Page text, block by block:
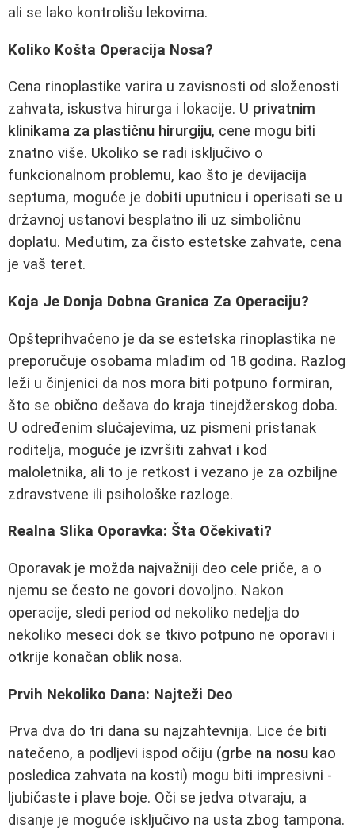
ali se lako kontrolišu lekovima.
Koliko Košta Operacija Nosa?
Cena rinoplastike varira u zavisnosti od složenosti
zahvata, iskustva hirurga i lokacije. U privatnim
klinikama za plastičnu hirurgiju, cene mogu biti
znatno više. Ukoliko se radi isključivo o
funkcionalnom problemu, kao što je devijacija
septuma, moguće je dobiti uputnicu i operisati se u
državnoj ustanovi besplatno ili uz simboličnu
doplatu. Međutim, za čisto estetske zahvate, cena
je vaš teret.
Koja Je Donja Dobna Granica Za Operaciju?
Opšteprihvaćeno je da se estetska rinoplastika ne
preporučuje osobama mlađim od 18 godina. Razlog
leži u činjenici da nos mora biti potpuno formiran,
što se obično dešava do kraja tinejdžerskog doba.
U određenim slučajevima, uz pismeni pristanak
roditelja, moguće je izvršiti zahvat i kod
maloletnika, ali to je retkost i vezano je za ozbiljne
zdravstvene ili psihološke razloge.
Realna Slika Oporavka: Šta Očekivati?
Oporavak je možda najvažniji deo cele priče, a o
njemu se često ne govori dovoljno. Nakon
operacije, sledi period od nekoliko nedeļja do
nekoliko meseci dok se tkivo potpuno ne oporavi i
otkrije konačan oblik nosa.
Prvih Nekoliko Dana: Najteži Deo
Prva dva do tri dana su najzahtevnija. Lice će biti
natečeno, a podljevi ispod očiju (grbe na nosu kao
posledica zahvata na kosti) mogu biti impresivni -
ljubičaste i plave boje. Oči se jedva otvaraju, a
disanje je moguće isključivo na usta zbog tampona.